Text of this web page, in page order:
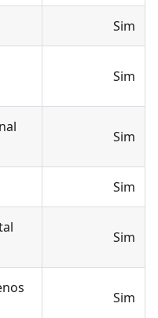
Sim
Sim
Sim
Sim
Sim
Sim